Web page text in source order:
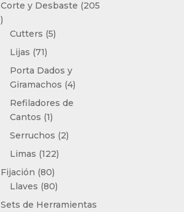
productos
Corte y Desbaste
205
205
productos
Cutters 55
Lijas 7171
productos
Porta Dados y
Giramachos 44
Refiladores de
Cantos 11
producto
Serruchos 22
Limas 122122
Fijación 8080
productos
Llaves 8080
productos
Sets de Herramientas